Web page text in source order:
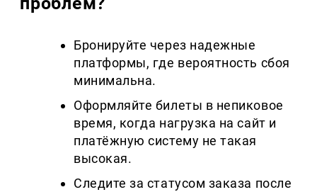
Бронируйте через надежные
платформы, где вероятность сбоя
минимальна.
Оформляйте билеты в непиковое
время, когда нагрузка на сайт и
платёжную систему не такая
высокая.
Следите за статусом заказа после